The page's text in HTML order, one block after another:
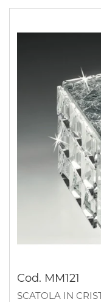
Cod. MM121
SCATOLA IN